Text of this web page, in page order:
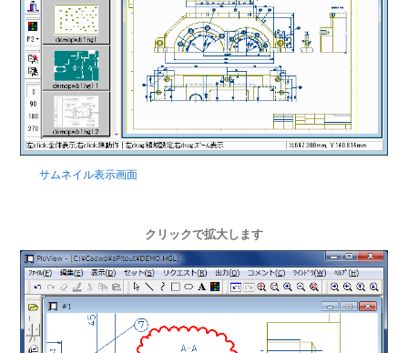
サムネイル表示画面
クリックで拡大します